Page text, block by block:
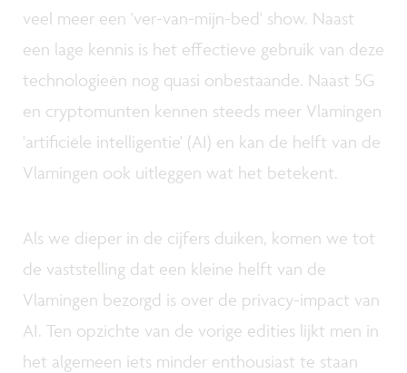
veel meer een 'ver-van-mijn-bed' show. Naast
een lage kennis is het effectieve gebruik van deze
technologieën nog quasi onbestaande. Naast 5G
en cryptomunten kennen steeds meer Vlamingen
'artificiële intelligentie' (AI) en kan de helft van de
Vlamingen ook uitleggen wat het betekent.
Als we dieper in de cijfers duiken, komen we tot
de vaststelling dat een kleine helft van de
Vlamingen bezorgd is over de privacy-impact van
AI. Ten opzichte van de vorige edities lijkt men in
het algemeen iets minder enthousiast te staan